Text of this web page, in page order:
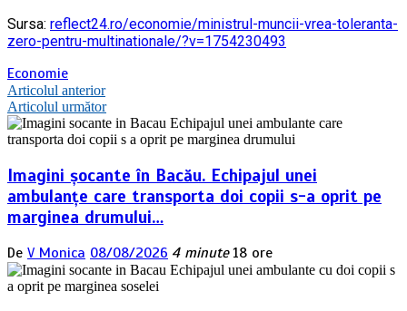
Sursa: reflect24.ro/economie/ministrul-muncii-vrea-toleranta-
zero-pentru-multinationale/?v=1754230493
Economie
Navigare
în
articole
Articolul anterior
Articolul următor
Imagini șocante în Bacău. Echipajul unei
ambulanțe care transporta doi copii s-a oprit pe
marginea drumului…
De V Monica 08/08/2026 4 minute 18 ore